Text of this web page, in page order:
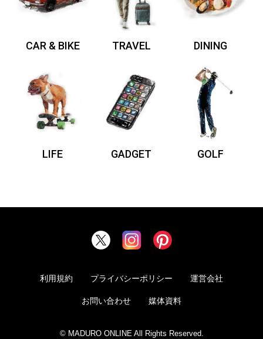
CAR & BIKE TRAVEL DINING
LIFE GADGET GOLF
利用規約 プライバシーポリシー 運営会社
お問い合わせ 媒体資料
© MADURO ONLINE All Rights Reserved.